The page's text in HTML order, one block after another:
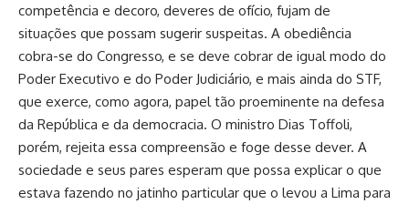
competência e decoro, deveres de ofício, fujam de
situações que possam sugerir suspeitas. A obediência
cobra-se do Congresso, e se deve cobrar de igual modo do
Poder Executivo e do Poder Judiciário, e mais ainda do STF,
que exerce, como agora, papel tão proeminente na defesa
da República e da democracia. O ministro Dias Toffoli,
porém, rejeita essa compreensão e foge desse dever. A
sociedade e seus pares esperam que possa explicar o que
estava fazendo no jatinho particular que o levou a Lima para